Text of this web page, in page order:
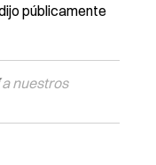
públicamente
a nuestros